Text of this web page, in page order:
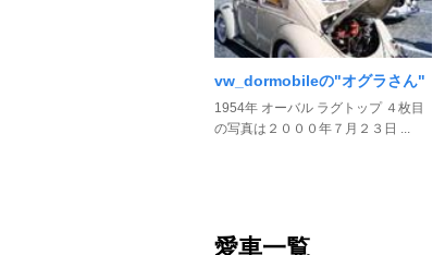
vw_dormobileの"オグラさん"
1954年 オーバル ラグトップ ４枚目
の写真は２０００年７月２３日 ...
愛車一覧